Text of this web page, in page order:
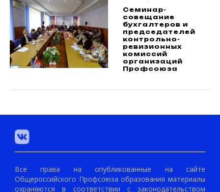
Семинар-
совещание
бухгалтеров и
председателей
контрольно-
ревизионных
комиссий
организаций
Профсоюза
Все права на опубликованные на сайте
Общероссийского Профсоюза образования материалы
охраняются в соответствии с законодательством